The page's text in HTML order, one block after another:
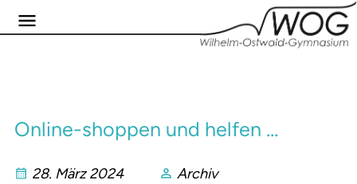
Online-shoppen und helfen …
28. März 2024 Archiv